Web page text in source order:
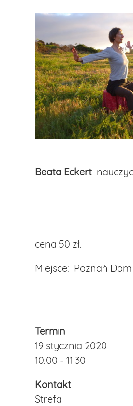
Beata Eckert
cena 50 zł.
Miejsce: Poznań Dom
Termin
19 stycznia 2020
10:00 - 11:30
Kontakt
Strefa